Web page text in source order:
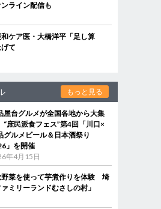
ライン配信も
和ケア医・大橋洋平「足し算
て
もっと見る
屋台グルメが全国各地から大集
庶民派食フェス”第4回「川口×
グルメビール＆日本酒祭り
」を開催
年4月15日
野菜を使って芋煮作りを体験 埼
ミリーランドむさしの村」